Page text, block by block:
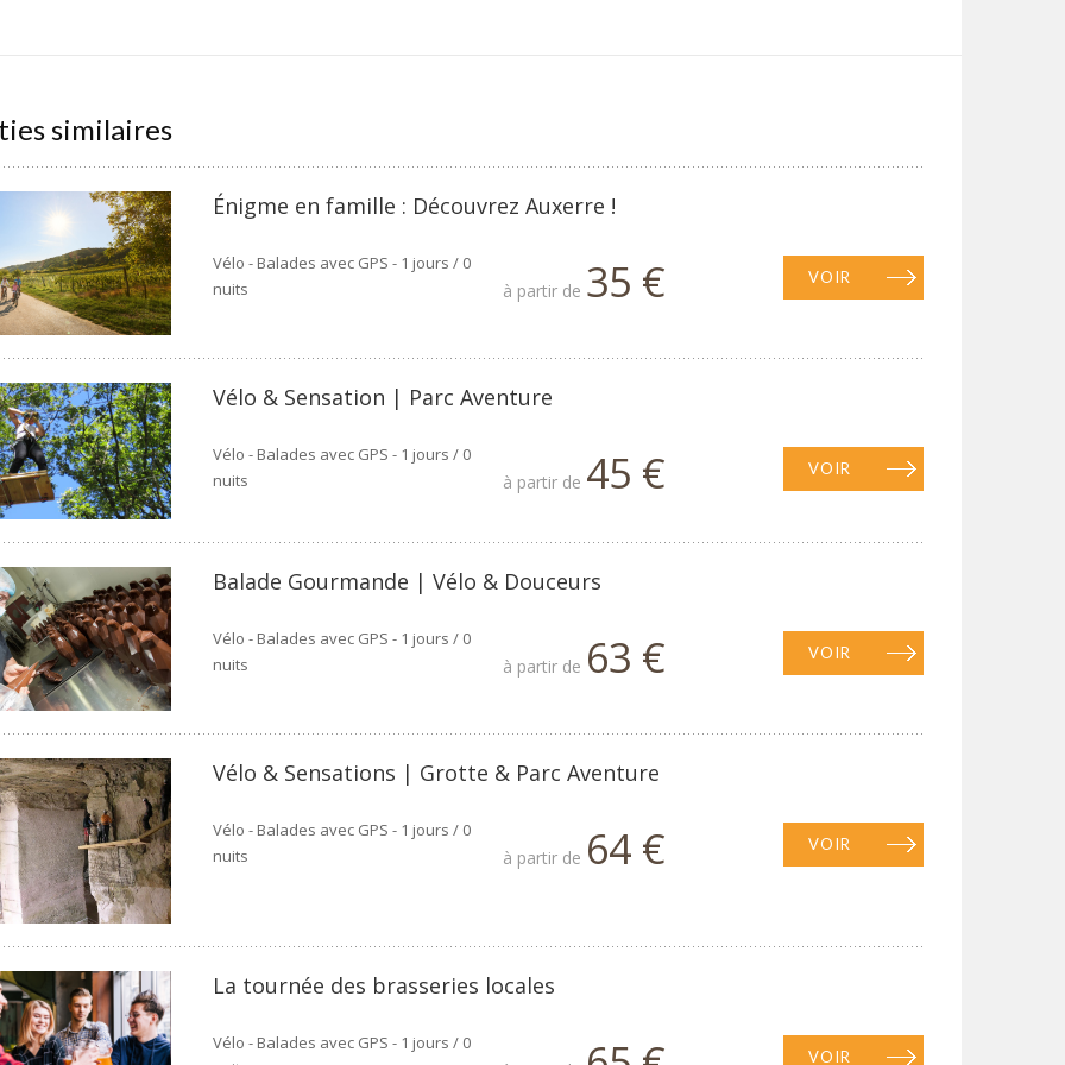
similaires
Énigme en famille : Découvrez Auxerre !
Vélo - Balades avec GPS - 1 jours / 0
nuits
à partir de 35 € VOIR
Vélo & Sensation | Parc Aventure
Vélo - Balades avec GPS - 1 jours / 0
nuits
à partir de 45 € VOIR
Balade Gourmande | Vélo & Douceurs
Vélo - Balades avec GPS - 1 jours / 0
nuits
à partir de 63 € VOIR
Vélo & Sensations | Grotte & Parc Aventure
Vélo - Balades avec GPS - 1 jours / 0
nuits
à partir de 64 € VOIR
La tournée des brasseries locales
Vélo - Balades avec GPS - 1 jours / 0
VOIR